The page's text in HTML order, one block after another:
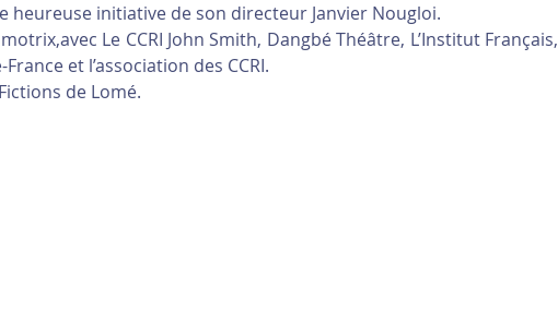
heureuse initiative de son directeur Janvier Nougloi.
Le CCRI John Smith, Dangbé Théâtre, L’Institut Français,
et l’association des CCRI.
de Lomé.